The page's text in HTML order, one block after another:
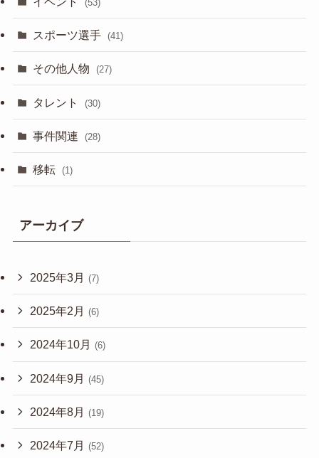
(53)
スポーツ選手 (41)
その他人物 (27)
タレント (30)
事件関連 (28)
移転 (1)
アーカイブ
2025年3月 (7)
2025年2月 (6)
2024年10月 (6)
2024年9月 (45)
2024年8月 (19)
2024年7月 (52)